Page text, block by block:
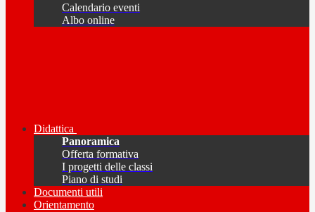
Calendario eventi
Albo online
Didattica
Panoramica
Offerta formativa
I progetti delle classi
Piano di studi
Documenti utili
Orientamento